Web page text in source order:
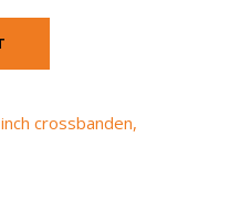
crossbanden,